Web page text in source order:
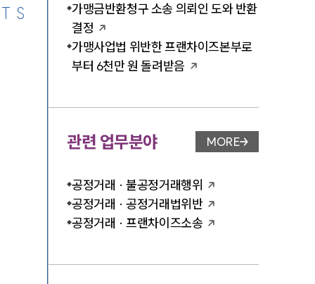
가맹금반환청구 소송 의뢰인 도와 반환
결정
가맹사업법 위반한 프랜차이즈본부로
부터 6천만 원 돌려받음
관련 업무분야 업무분야 페이지 이
MORE
공정거래 · 불공정거래행위
공정거래 · 공정거래법위반
공정거래 · 프랜차이즈소송